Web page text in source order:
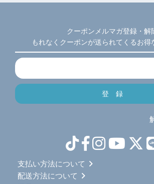
クーポンメルマガ登録・解
もれなくクーポンが送られてくるお得
支払い方法について
配送方法について